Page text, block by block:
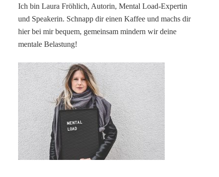
Ich bin Laura Fröhlich, Autorin, Mental Load-Expertin
und Speakerin. Schnapp dir einen Kaffee und machs dir
hier bei mir bequem, gemeinsam mindern wir deine
mentale Belastung!